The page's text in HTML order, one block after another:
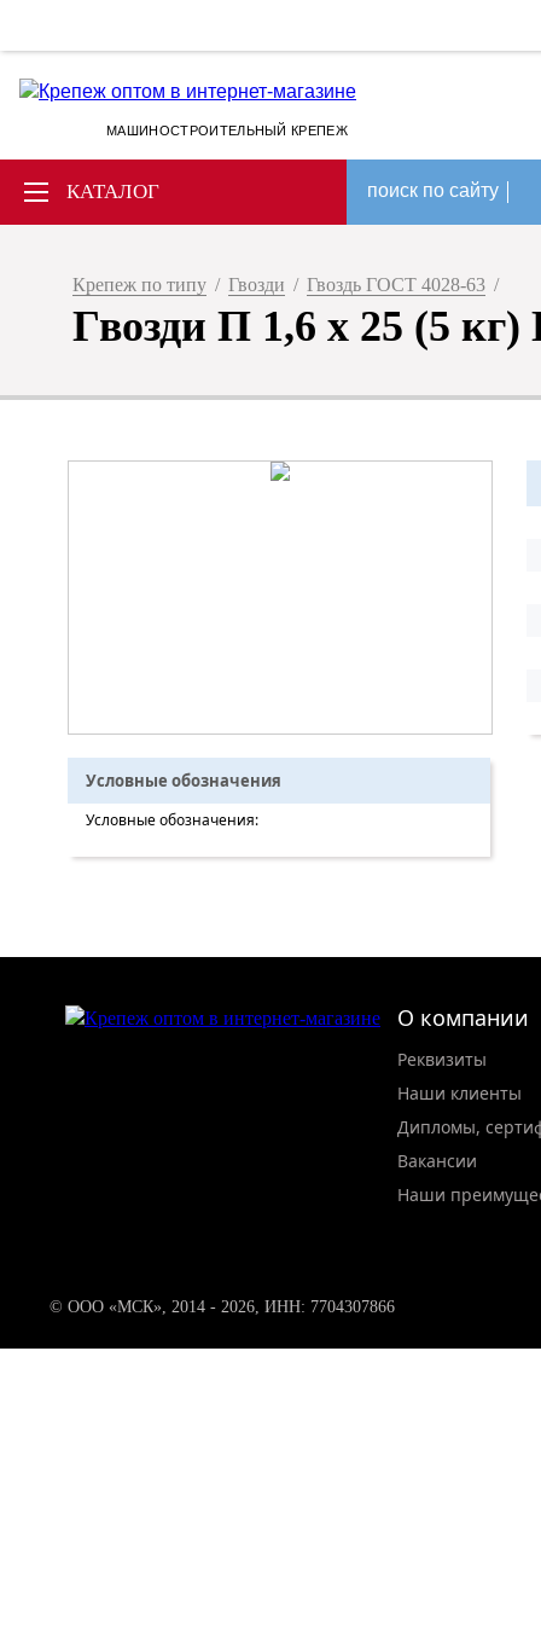
МАШИНОСТРОИТЕЛЬНЫЙ КРЕПЕЖ
КАТАЛОГ поиск по сайту
Крепеж по типу / Гвозди / Гвоздь ГОСТ 4028-63 /
Гвозди П 1,6 х 25 (5
Условные обозначения
Условные обозначения:
О компании
Реквизиты
Наши клиенты
Дипломы,
Вакансии
Наши
© ООО «МСК», 2014 - 2026, ИНН: 7704307866